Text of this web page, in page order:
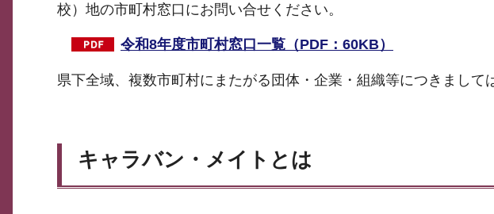
校）地の市町村窓口にお問い合せください。
令和8年度市町村窓口一覧（PDF：60KB）
県下全域、複数市町村にまたがる団体・企業・組織等につきまして
キャラバン・メイトとは